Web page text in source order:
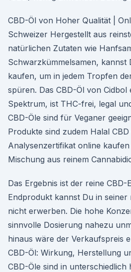
CBD-Öl von Hoher Qualität |
Schweizer Hergestellt aus
natürlichen Zutaten wie
Schwarzkümmelsamen, kannst
kaufen, um in jedem Tropfen
spüren. Das CBD-Öl von Cidbol
Spektrum, ist THC-frei, legal
CBD-Öle sind für Veganer
Produkte sind zudem Halal CBD
Analysenzertifikat online kaufen
Mischung aus reinem
Das Ergebnis ist der reine CBD-
Endprodukt kannst Du in seiner
nicht erwerben. Die hohe
sinnvolle Dosierung nahezu
hinaus wäre der Verkaufspreis
CBD-Öl: Wirkung, Herstellung
CBD-Öle sind in